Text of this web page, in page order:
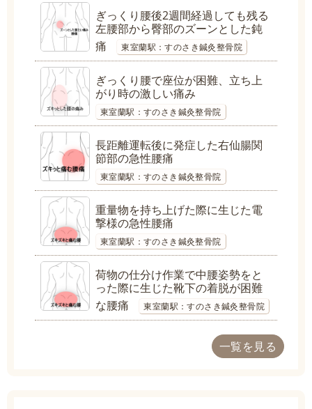
ぎっくり腰後2週間経過しても残る
左腰部から臀部のズーンとした鈍
痛
東室蘭駅：すのさき鍼灸整骨院
ぎっくり腰で座位が困難、立ち上
がり時の激しい痛み
東室蘭駅：すのさき鍼灸整骨院
長距離運転後に発症した右仙腸関
節部の急性腰痛
東室蘭駅：すのさき鍼灸整骨院
重量物を持ち上げた際に生じた電
撃様の急性腰痛
東室蘭駅：すのさき鍼灸整骨院
荷物の仕分け作業で中腰姿勢をと
った際に生じた靴下の着脱が困難
な腰痛
東室蘭駅：すのさき鍼灸整骨院
一覧を見る